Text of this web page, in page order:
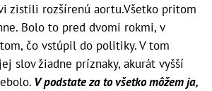
zistili rozšírenú aortu.Všetko pritom
Bolo to pred dvomi rokmi, v
čo vstúpil do politiky. V tom
slov žiadne príznaky, akurát vyšší
V podstate za to všetko môžem ja,